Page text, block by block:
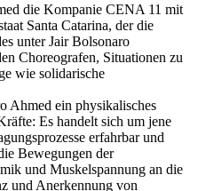
die Kompanie CENA 11 mit
Santa Catarina, der die
unter Jair Bolsonaro
Choreografen, Situationen zu
wie solidarische
Ahmed ein physikalisches
Es handelt sich um jene
erfahrbar und
Bewegungen der
und Muskelspannung an die
und Anerkennung von